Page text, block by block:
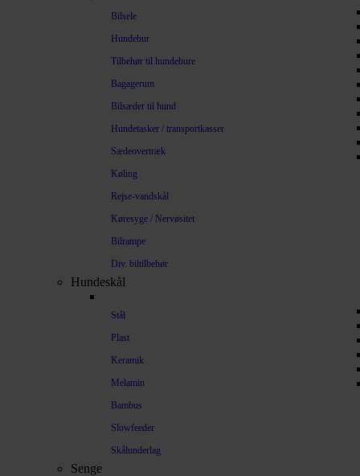
Bilsele
Hundebur
Tilbehør til hundebure
Bagagerum
Bilsæder til hund
Hundetasker / transportkasser
Sædeovertræk
Køling
Rejse-vandskål
Køresyge / Nervøsitet
Bilrampe
Div. biltilbehør
Hundeskål
Stål
Plast
Keramik
Melamin
Bambus
Slowfeeder
Skålunderlag
Senge